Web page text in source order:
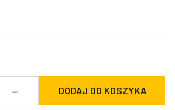
– DODAJ DO KOSZYKA